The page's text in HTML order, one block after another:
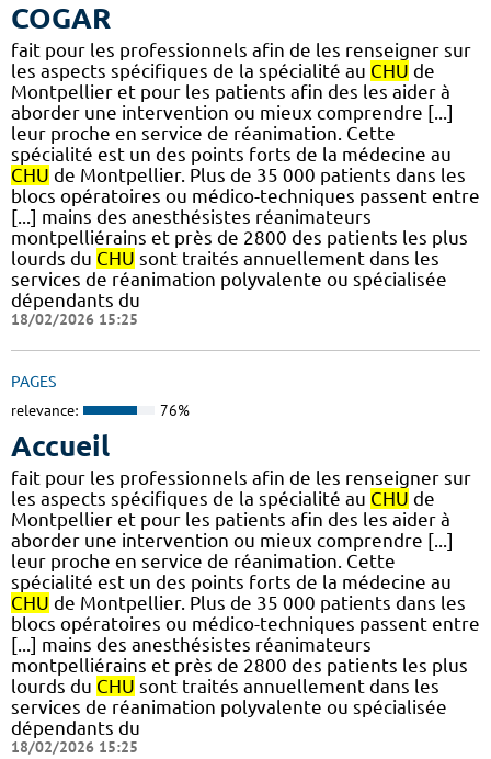
COGAR
fait pour les professionnels afin de les renseigner sur
les aspects spécifiques de la spécialité au CHU de
Montpellier et pour les patients afin des les aider à
aborder une intervention ou mieux comprendre [...]
leur proche en service de réanimation. Cette
spécialité est un des points forts de la médecine au
CHU de Montpellier. Plus de 35 000 patients dans les
blocs opératoires ou médico-techniques passent entre
[...] mains des anesthésistes réanimateurs
montpelliérains et près de 2800 des patients les plus
lourds du CHU sont traités annuellement dans les
services de réanimation polyvalente ou spécialisée
dépendants du
18/02/2026 15:25
PAGES
relevance: 76%
Accueil
fait pour les professionnels afin de les renseigner sur
les aspects spécifiques de la spécialité au CHU de
Montpellier et pour les patients afin des les aider à
aborder une intervention ou mieux comprendre [...]
leur proche en service de réanimation. Cette
spécialité est un des points forts de la médecine au
CHU de Montpellier. Plus de 35 000 patients dans les
blocs opératoires ou médico-techniques passent entre
[...] mains des anesthésistes réanimateurs
montpelliérains et près de 2800 des patients les plus
lourds du CHU sont traités annuellement dans les
services de réanimation polyvalente ou spécialisée
dépendants du
18/02/2026 15:25